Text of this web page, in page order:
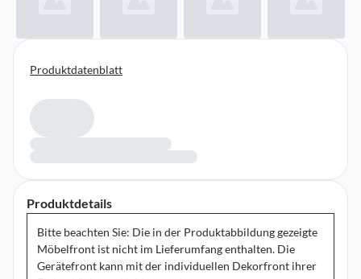
Produktdetails
Bitte beachten Sie: Die in der Produktabbildung gezeigte
Möbelfront ist nicht im Lieferumfang enthalten. Die
Gerätefront kann mit der individuellen Dekorfront ihrer
Produktdatenblatt